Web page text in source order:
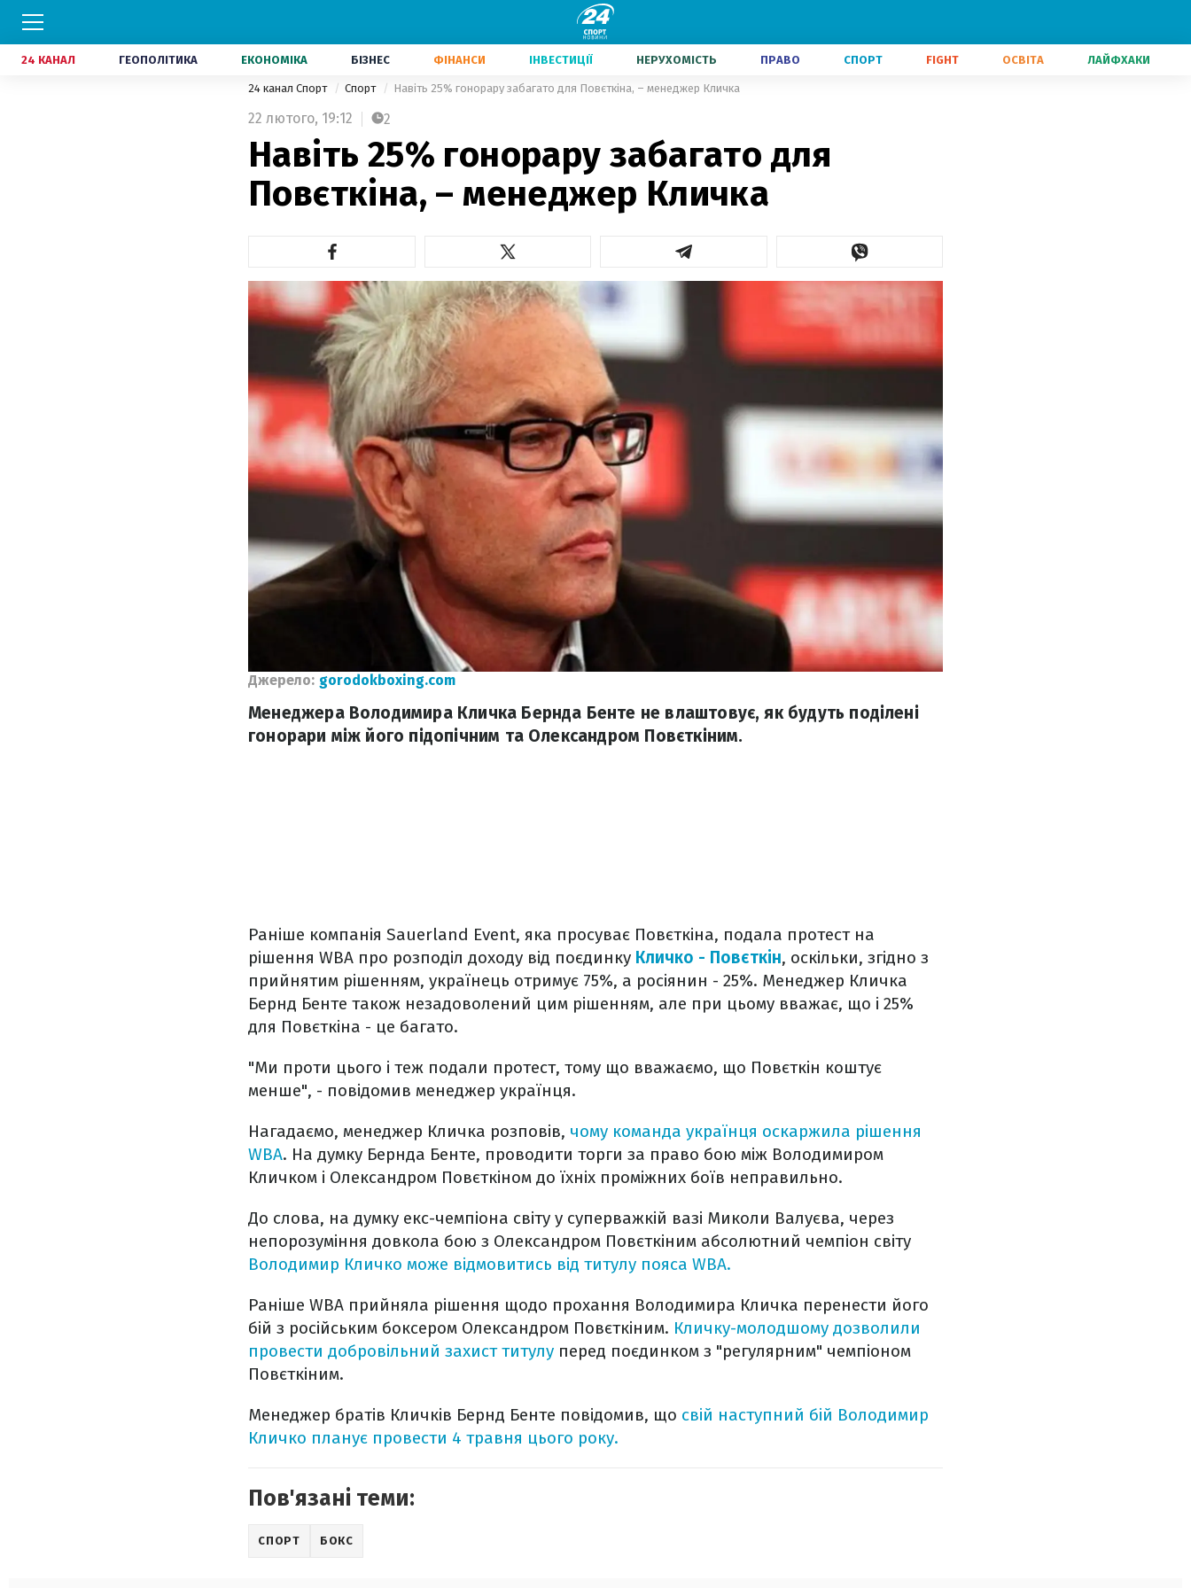
24 КАНАЛ ГЕОПОЛІТИКА ЕКОНОМІКА БІЗНЕС ФІНАНСИ ІНВЕСТИЦІЇ НЕРУХОМІСТЬ ПРАВО СПОРТ FIGHT ОСВІТА ЛАЙФХАКИ
24 канал Спорт Спорт Навіть 25% гонорару забагато для Повєткіна, – менеджер Кличка
22 лютого, 19:12 2
Навіть 25% гонорару забагато для
Повєткіна, – менеджер Кличка
Джерело: gorodokboxing.com
Менеджера Володимира Кличка Бернда Бенте не влаштовує, як будуть поділені
гонорари між його підопічним та Олександром Повєткіним.
Раніше компанія Sauerland Event, яка просуває Повєткіна, подала протест на
рішення WBA про розподіл доходу від поєдинку Кличко - Повєткін, оскільки, згідно з
прийнятим рішенням, українець отримує 75%, а росіянин - 25%. Менеджер Кличка
Бернд Бенте також незадоволений цим рішенням, але при цьому вважає, що і 25%
для Повєткіна - це багато.
"Ми проти цього і теж подали протест, тому що вважаємо, що Повєткін коштує
менше", - повідомив менеджер українця.
Нагадаємо, менеджер Кличка розповів, чому команда українця оскаржила рішення
WBA. На думку Бернда Бенте, проводити торги за право бою між Володимиром
Кличком і Олександром Повєткіном до їхніх проміжних боїв неправильно.
До слова, на думку екс-чемпіона світу у суперважкій вазі Миколи Валуєва, через
непорозуміння довкола бою з Олександром Повєткіним абсолютний чемпіон світу
Володимир Кличко може відмовитись від титулу пояса WBA.
Раніше WBA прийняла рішення щодо прохання Володимира Кличка перенести його
бій з російським боксером Олександром Повєткіним. Кличку-молодшому дозволили
провести добровільний захист титулу перед поєдинком з "регулярним" чемпіоном
Повєткіним.
Менеджер братів Кличків Бернд Бенте повідомив, що свій наступний бій Володимир
Кличко планує провести 4 травня цього року.
Пов'язані теми:
СПОРТ БОКС